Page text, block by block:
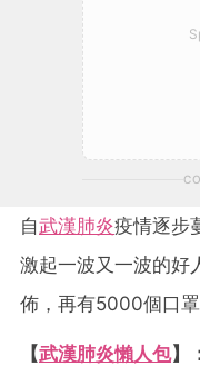
自武漢肺炎疫情逐步
激起一波又一波的好
佈，再有5000個口
【武漢肺炎懶人包】